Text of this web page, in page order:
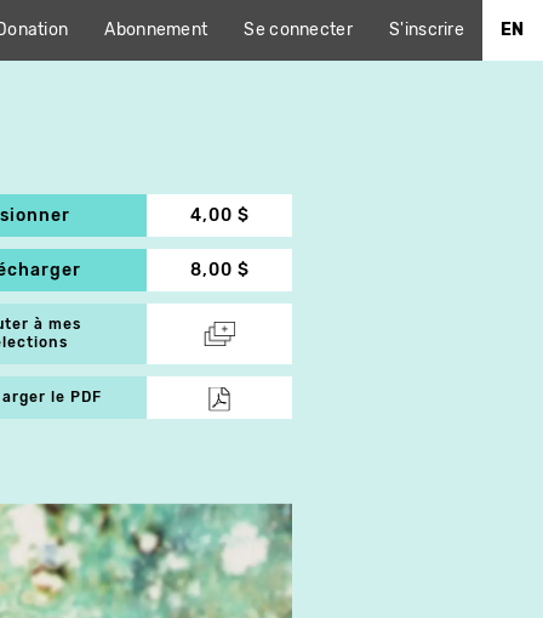
Abonnement Se connecter S'inscrire EN
4,00 $
8,00 $
à mes
le PDF